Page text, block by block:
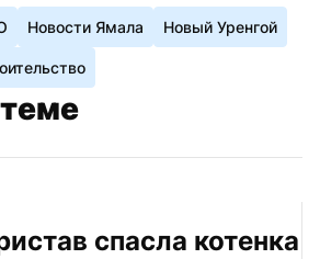
Новости Ямала Новый Уренгой
спасла котенка